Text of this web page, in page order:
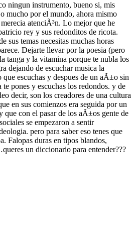
ningun instrumento, bueno si, mis
mucho por el mundo, ahora mismo
atenciÃ³n. Lo mejor que he
rey y sus redonditos de ricota.
sus temas necesitas muchas horas
Dejarte llevar por la poesia (pero
tanga y la vitamina porque te nubla los
dejando de escuchar musica la
que escuchas y despues de un aÃ±o sin
te pones y escuchas los redondos. y de
decir, son los creadores de una cultura
en sus comienzos era seguida por un
que con el pasar de los aÃ±os gente de
se empezaron a sentir
pero para saber eso tenes que
Falopas duras en tipos blandos,
un diccionario para entender???